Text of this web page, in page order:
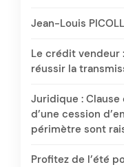
Jean-Louis
Le crédit vendeur
réussir la
Juridique :
d’une cession
périmètre sont
Profitez de l’été